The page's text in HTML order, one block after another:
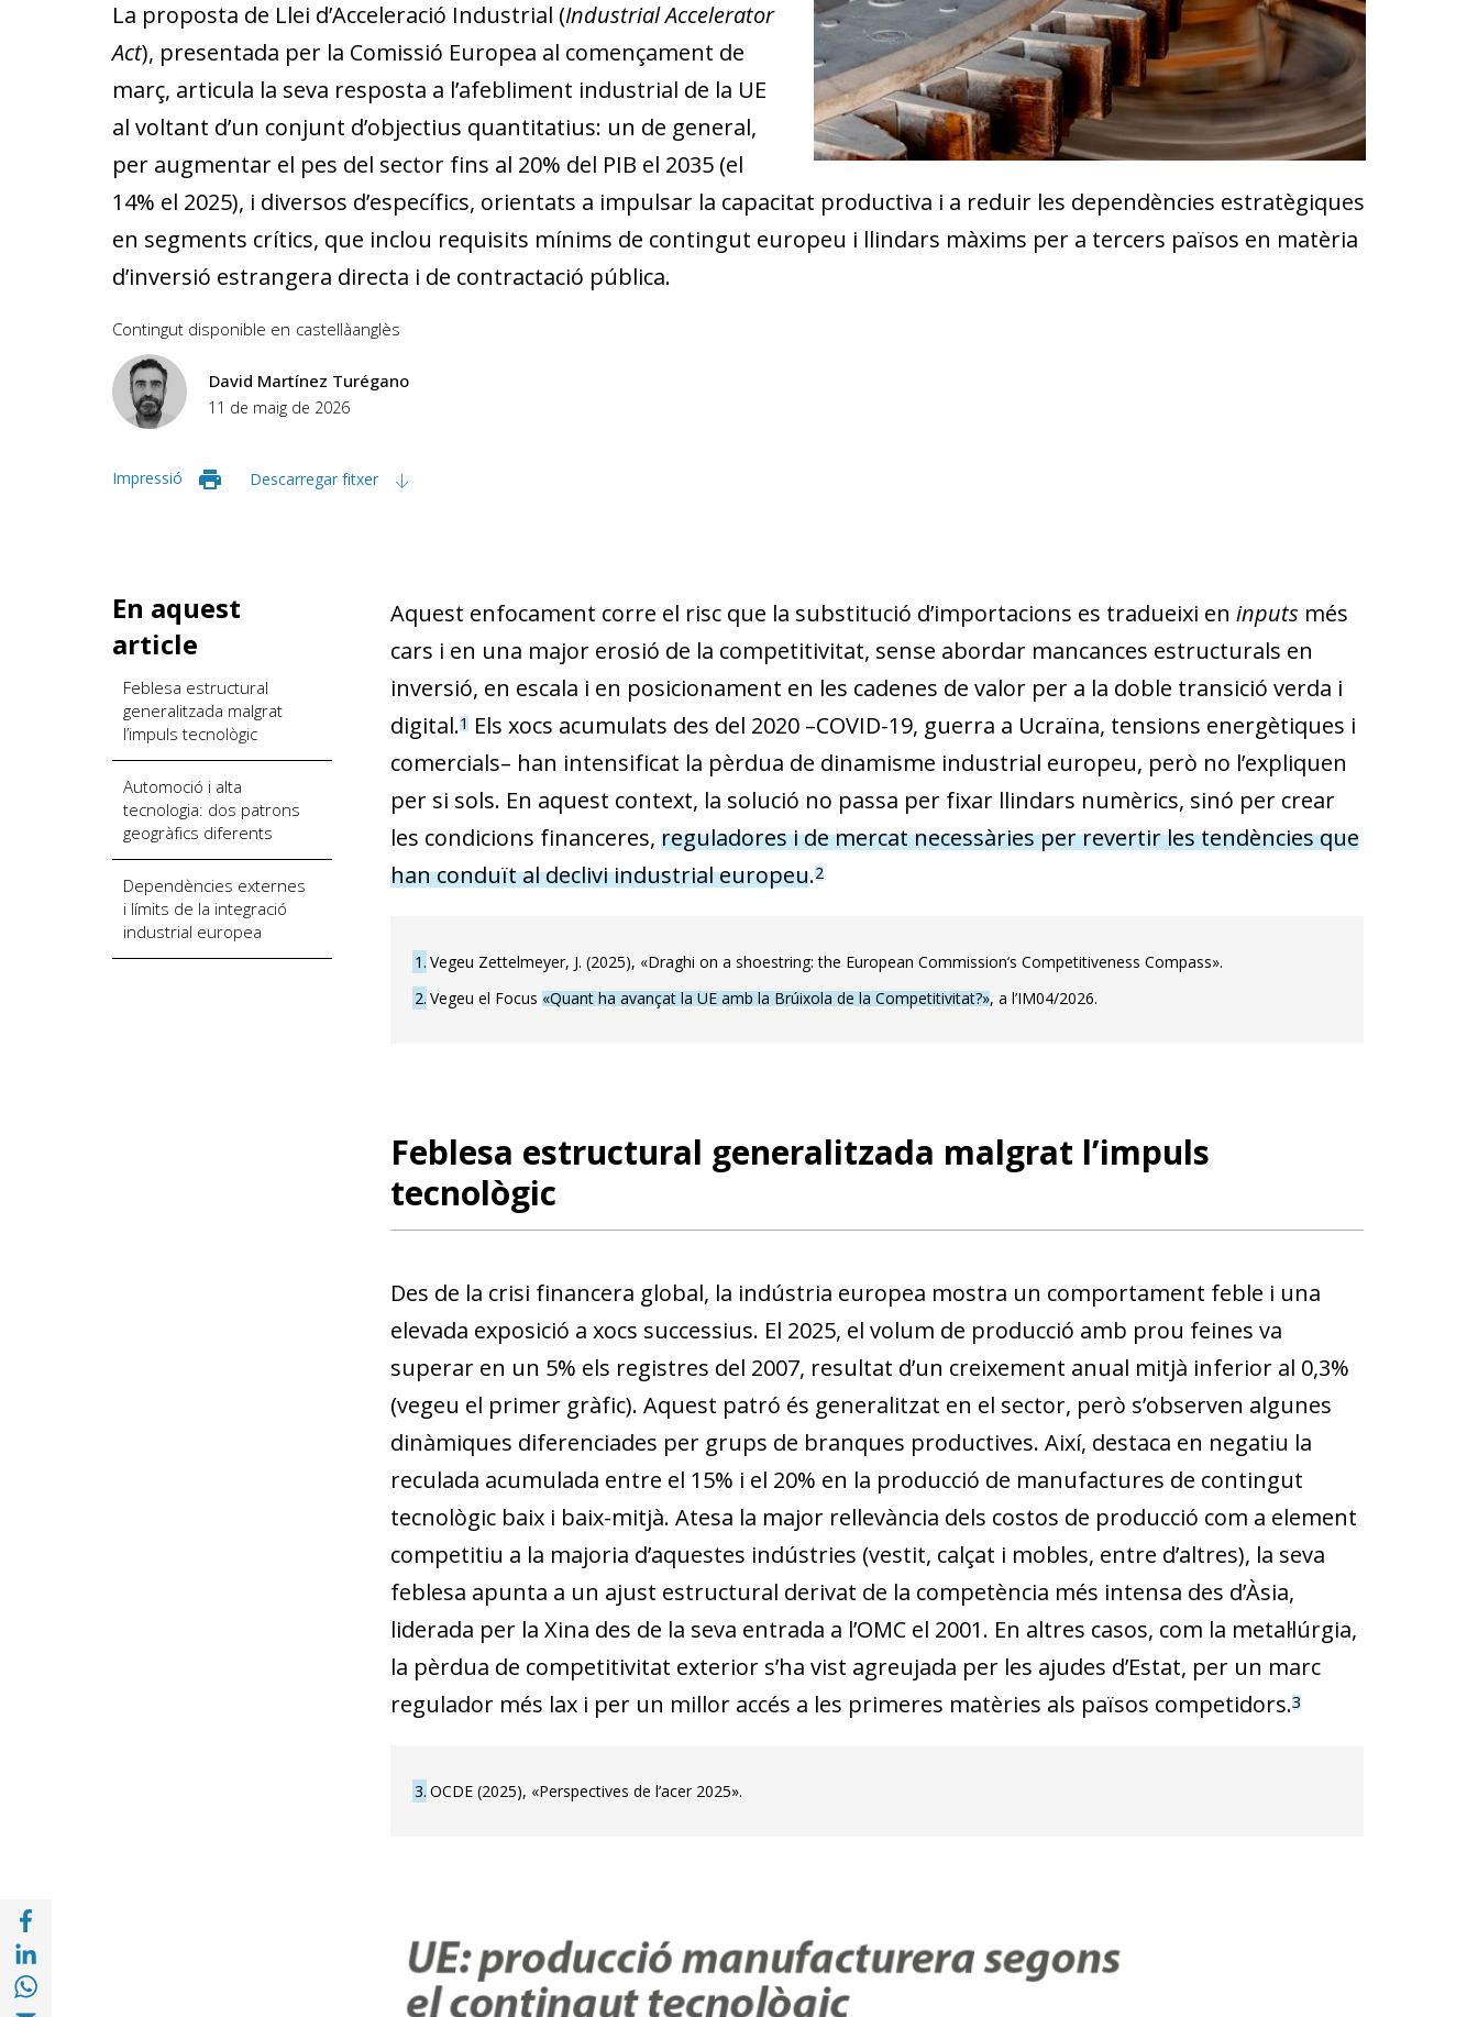
La proposta de Llei d’Acceleració Industrial (Industrial Accelerator
Act), presentada per la Comissió Europea al començament de
març, articula la seva resposta a l’afebliment industrial de la UE
al voltant d’un conjunt d’objectius quantitatius: un de general,
per augmentar el pes del sector fins al 20% del PIB el 2035 (el
14% el 2025), i diversos d’específics, orientats a impulsar la capacitat productiva i a reduir les dependències estratègiques
en segments crítics, que inclou requisits mínims de contingut europeu i llindars màxims per a tercers països en matèria
d’inversió estrangera directa i de contractació pública.
Contingut disponible en castellàanglès
David Martínez Turégano
11 de maig de 2026
Impressió Descarregar fitxer
Compartir a with Linkedin (opens in a new window)
Compartir a with Whatsapp (opens in a new window)
Compartir a Email (opens in a new window)
En aquest
article
Feblesa estructural
generalitzada malgrat
l’impuls tecnològic
Automoció i alta
tecnologia: dos patrons
geogràfics diferents
Dependències externes
i límits de la integració
industrial europea
Aquest enfocament corre el risc que la substitució d’importacions es tradueixi en inputs més
cars i en una major erosió de la competitivitat, sense abordar mancances estructurals en
inversió, en escala i en posicionament en les cadenes de valor per a la doble transició verda i
digital.1Els xocs acumulats des del 2020 –COVID-19, guerra a Ucraïna, tensions energètiques i
comercials– han intensificat la pèrdua de dinamisme industrial europeu, però no l’expliquen
per si sols. En aquest context, la solució no passa per fixar llindars numèrics, sinó per crear
les condicions financeres, reguladores i de mercat necessàries per revertir les tendències que
han conduït al declivi industrial europeu.2
1 Vegeu Zettelmeyer, J. (2025), «Draghi on a shoestring: the European Commission’s Competitiveness Compass».
2 Vegeu el Focus «Quant ha avançat la UE amb la Brúixola de la Competitivitat?», a l’IM04/2026.
Feblesa estructural generalitzada malgrat l’impuls
tecnològic
Des de la crisi financera global, la indústria europea mostra un comportament feble i una
elevada exposició a xocs successius. El 2025, el volum de producció amb prou feines va
superar en un 5% els registres del 2007, resultat d’un creixement anual mitjà inferior al 0,3%
(vegeu el primer gràfic). Aquest patró és generalitzat en el sector, però s’observen algunes
dinàmiques diferenciades per grups de branques productives. Així, destaca en negatiu la
reculada acumulada entre el 15% i el 20% en la producció de manufactures de contingut
tecnològic baix i baix-mitjà. Atesa la major rellevància dels costos de producció com a element
competitiu a la majoria d’aquestes indústries (vestit, calçat i mobles, entre d’altres), la seva
feblesa apunta a un ajust estructural derivat de la competència més intensa des d’Àsia,
liderada per la Xina des de la seva entrada a l’OMC el 2001. En altres casos, com la metal·lúrgia,
la pèrdua de competitivitat exterior s’ha vist agreujada per les ajudes d’Estat, per un marc
regulador més lax i per un millor accés a les primeres matèries als països competidors.3
3 OCDE (2025), «Perspectives de l’acer 2025».